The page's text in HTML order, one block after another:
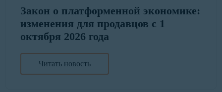
Закон о платформенной экономике:
изменения для продавцов с 1
октября 2026 года
Читать новость